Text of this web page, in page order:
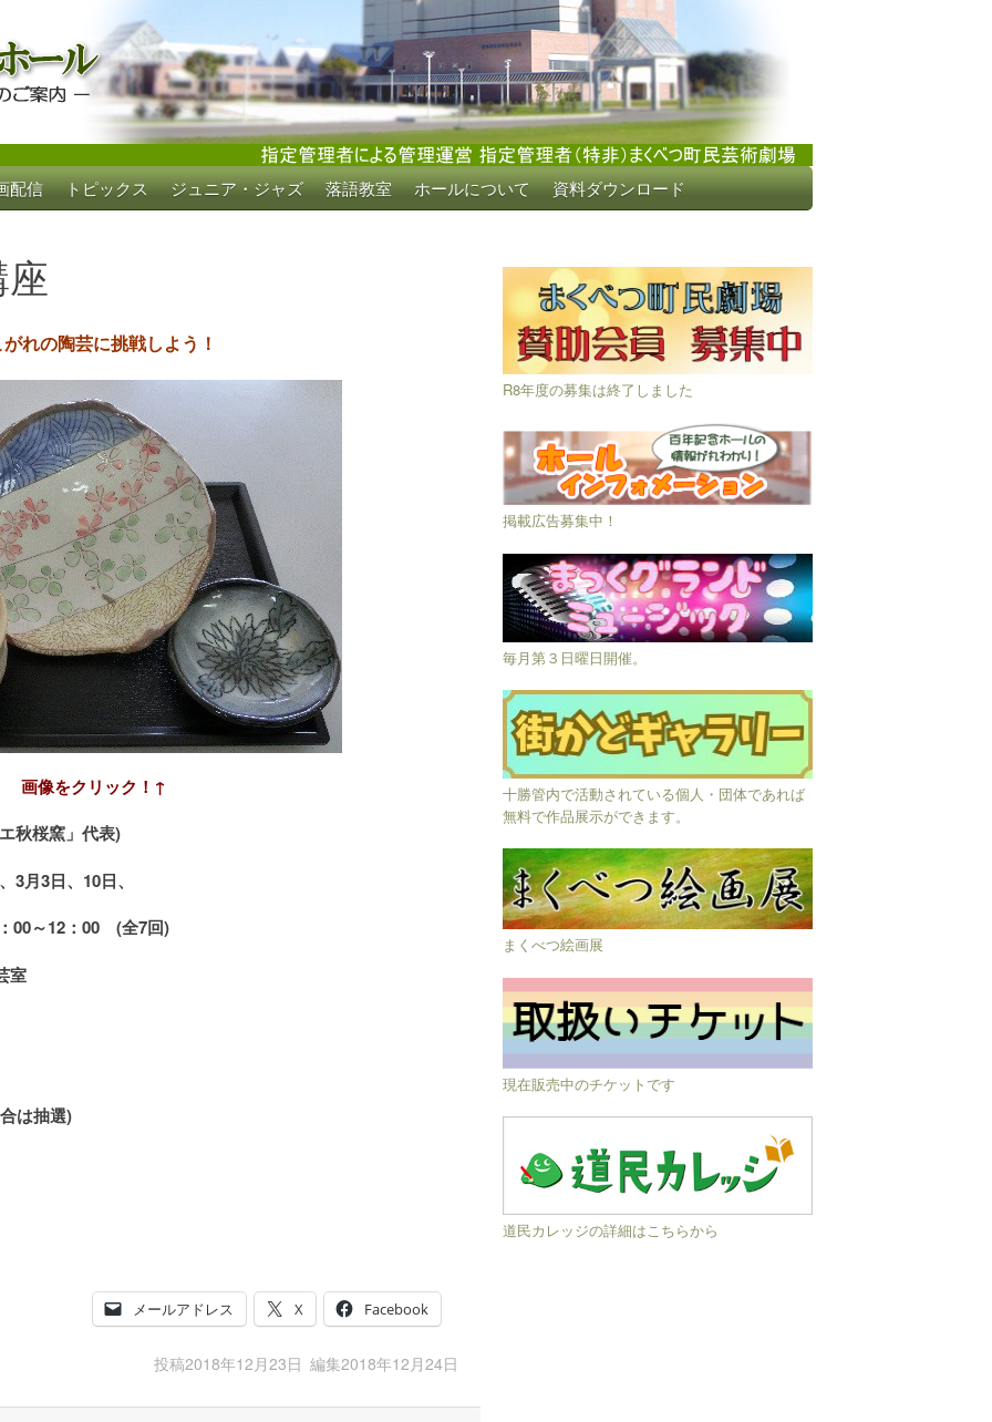
ール
配信 トピックス ジュニア・ジャズ 落語教室 ホールについて 資料ダウンロード
れの陶芸に挑戦しよう！
画像をクリック！↑
エ秋桜窯」代表)
3月3日、10日、
： 00～12 ： 00 (全7回)
室
は抽選)
メールアドレス X Facebook
投稿2018年12月23日 編集2018年12月24日
R8年度の募集は終了しました
掲載広告募集中！
毎月第３日曜日開催。
十勝管内で活動されている個人・団体であれば
無料で作品展示ができます。
まくべつ絵画展
現在販売中のチケットです
道民カレッジの詳細はこちらから